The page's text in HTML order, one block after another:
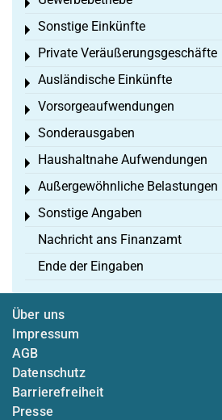
Toggle menu
Sonstige Einkünfte
Toggle menu
Private Veräußerungsgeschäfte
Toggle menu
Ausländische Einkünfte
Toggle menu
Vorsorgeaufwendungen
Toggle menu
Sonderausgaben
Toggle menu
Haushaltnahe Aufwendungen
Toggle menu
Außergewöhnliche Belastungen
Toggle menu
Sonstige Angaben
Toggle menu
Nachricht ans Finanzamt
Ende der Eingaben
Über uns
Impressum
AGB
Datenschutz
Barrierefreiheit
Presse